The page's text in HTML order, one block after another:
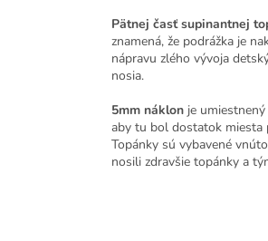
Pätnej časť supinantnej
znamená, že podrážka je
nápravu zlého vývoja
nosia.
5mm náklon je
aby tu bol dostatok miesta
Topánky sú vybavené
nosili zdravšie topánky a